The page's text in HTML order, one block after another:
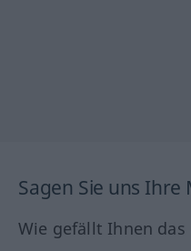
Sagen Sie uns Ihre
Wie gefällt Ihnen